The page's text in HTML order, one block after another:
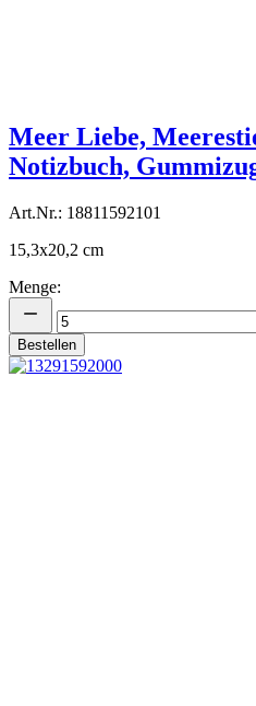
Meer Liebe,
Notizbuch,
Art.Nr.: 18811592101
15,3x20,2 cm
Menge:
Bestellen